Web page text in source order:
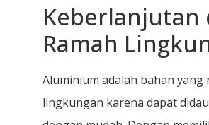
Keberlanjutan
Ramah
Aluminium adalah bahan yang
lingkungan karena dapat